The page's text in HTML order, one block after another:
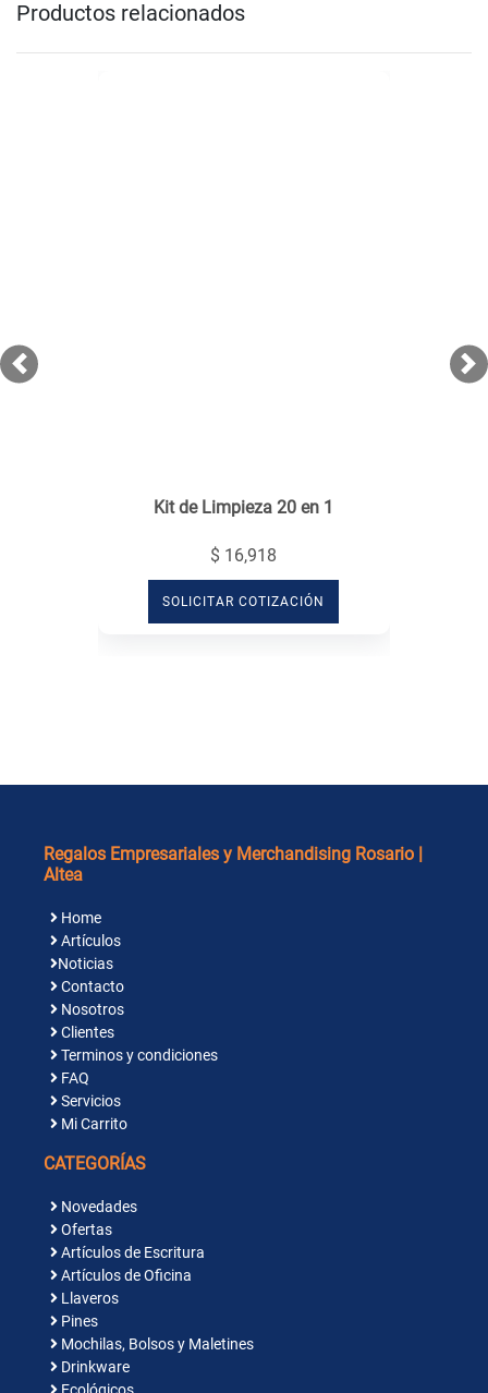
Productos relacionados
Previous
Kit de Limpieza 20 en 1
$ 16,918
SOLICITAR COTIZACIÓN
Regalos Empresariales y Merchandising Rosario |
Altea
Home
Artículos
Noticias
Contacto
Nosotros
Clientes
Terminos y condiciones
FAQ
Servicios
Mi Carrito
CATEGORÍAS
Novedades
Ofertas
Artículos de Escritura
Artículos de Oficina
Llaveros
Pines
Mochilas, Bolsos y Maletines
Drinkware